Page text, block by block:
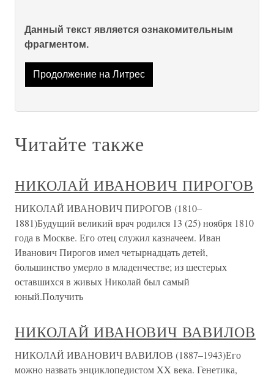
Данный текст является ознакомительным
фрагментом.
Продолжение на Литрес
Читайте также
НИКОЛАЙ ИВАНОВИЧ ПИРОГОВ
НИКОЛАЙ ИВАНОВИЧ ПИРОГОВ (1810–
1881)Будущий великий врач родился 13 (25) ноября 1810
года в Москве. Его отец служил казначеем. Иван
Иванович Пирогов имел четырнадцать детей,
большинство умерло в младенчестве; из шестерых
оставшихся в живых Николай был самый
юный.Получить
НИКОЛАЙ ИВАНОВИЧ ВАВИЛОВ
НИКОЛАЙ ИВАНОВИЧ ВАВИЛОВ (1887–1943)Его
можно назвать энциклопедистом XX века. Генетика,